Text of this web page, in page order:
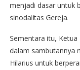
menjadi dasar untuk
sinodalitas Gereja.
Sementara itu, Ketua
dalam sambutannya
Hilarius untuk